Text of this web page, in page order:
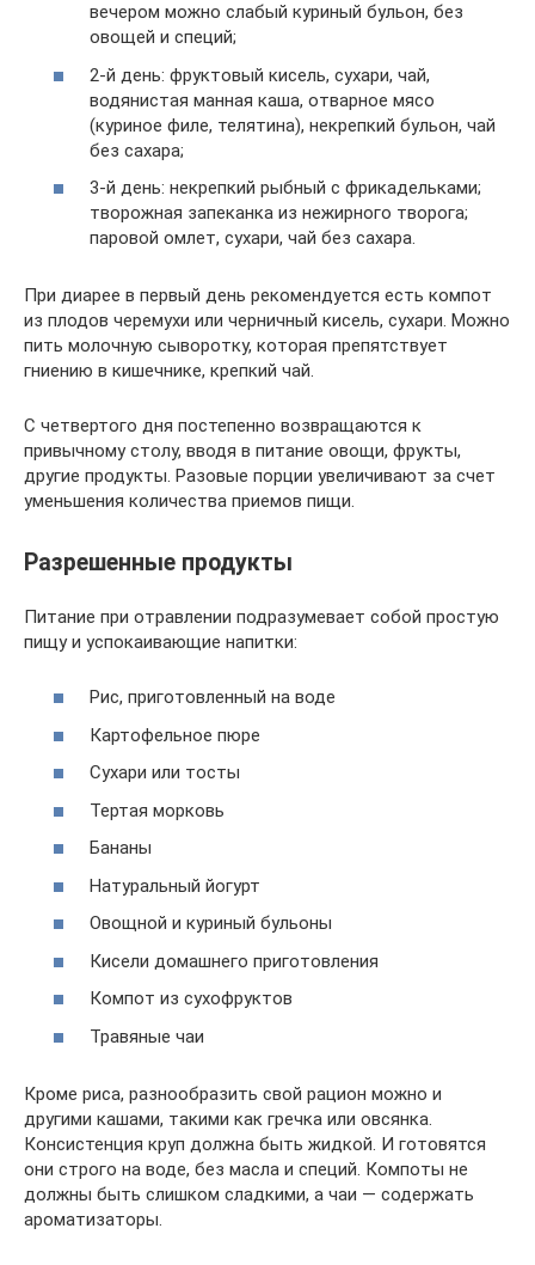
вечером можно слабый куриный бульон, без
овощей и специй;
2-й день: фруктовый кисель, сухари, чай,
водянистая манная каша, отварное мясо
(куриное филе, телятина), некрепкий бульон, чай
без сахара;
3-й день: некрепкий рыбный с фрикадельками;
творожная запеканка из нежирного творога;
паровой омлет, сухари, чай без сахара.
При диарее в первый день рекомендуется есть компот
из плодов черемухи или черничный кисель, сухари. Можно
пить молочную сыворотку, которая препятствует
гниению в кишечнике, крепкий чай.
С четвертого дня постепенно возвращаются к
привычному столу, вводя в питание овощи, фрукты,
другие продукты. Разовые порции увеличивают за счет
уменьшения количества приемов пищи.
Разрешенные продукты
Питание при отравлении подразумевает собой простую
пищу и успокаивающие напитки:
Рис, приготовленный на воде
Картофельное пюре
Сухари или тосты
Тертая морковь
Бананы
Натуральный йогурт
Овощной и куриный бульоны
Кисели домашнего приготовления
Компот из сухофруктов
Травяные чаи
Кроме риса, разнообразить свой рацион можно и
другими кашами, такими как гречка или овсянка.
Консистенция круп должна быть жидкой. И готовятся
они строго на воде, без масла и специй. Компоты не
должны быть слишком сладкими, а чаи — содержать
ароматизаторы.